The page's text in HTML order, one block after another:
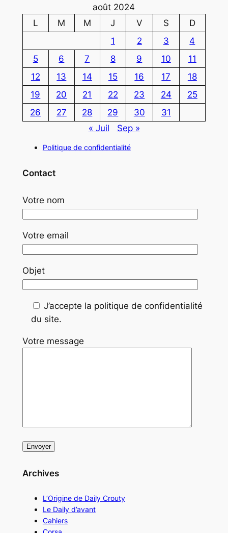
août 2024
L
M M J V S
D
1
2 3
4
5
6 7 8 9 10
11
12
13 14 15 16 17
18
19
20 21 22 23 24
25
26
27 28 29 30
31
« Juil
Sep »
Politique de confidentialité
Contact
Votre nom
Votre email
Objet
J’accepte la politique de confidentialité
du site.
Votre message
Archives
L’Origine de Daily Crouty
Le Daily d’avant
Cahiers